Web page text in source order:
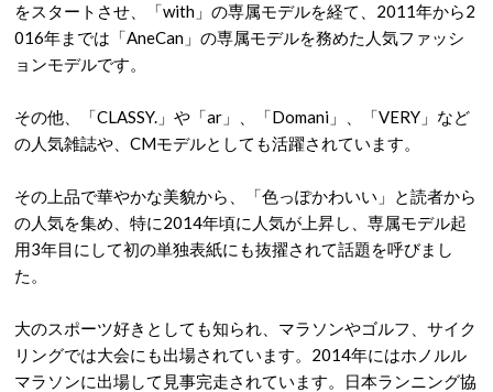
をスタートさせ、「with」の専属モデルを経て、2011年から2
016年までは「AneCan」の専属モデルを務めた人気ファッシ
ョンモデルです。
その他、「CLASSY.」や「ar」、「Domani」、「VERY」など
の人気雑誌や、CMモデルとしても活躍されています。
その上品で華やかな美貌から、「色っぽかわいい」と読者から
の人気を集め、特に2014年頃に人気が上昇し、専属モデル起
用3年目にして初の単独表紙にも抜擢されて話題を呼びまし
た。
大のスポーツ好きとしても知られ、マラソンやゴルフ、サイク
リングでは大会にも出場されています。2014年にはホノルル
マラソンに出場して見事完走されています。日本ランニング協